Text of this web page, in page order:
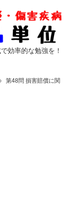
効率的な勉強を！
第48問 損害賠償に関